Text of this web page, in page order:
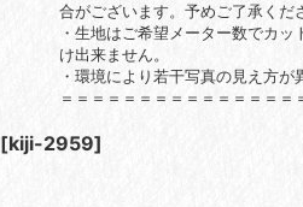
合がございます。予めご了承くだ
・生地はご希望メーター数でカ
け出来ません。
・環境により若干写真の見え方が
＝＝＝＝＝＝＝＝＝＝＝＝＝＝＝
[kiji-2959]